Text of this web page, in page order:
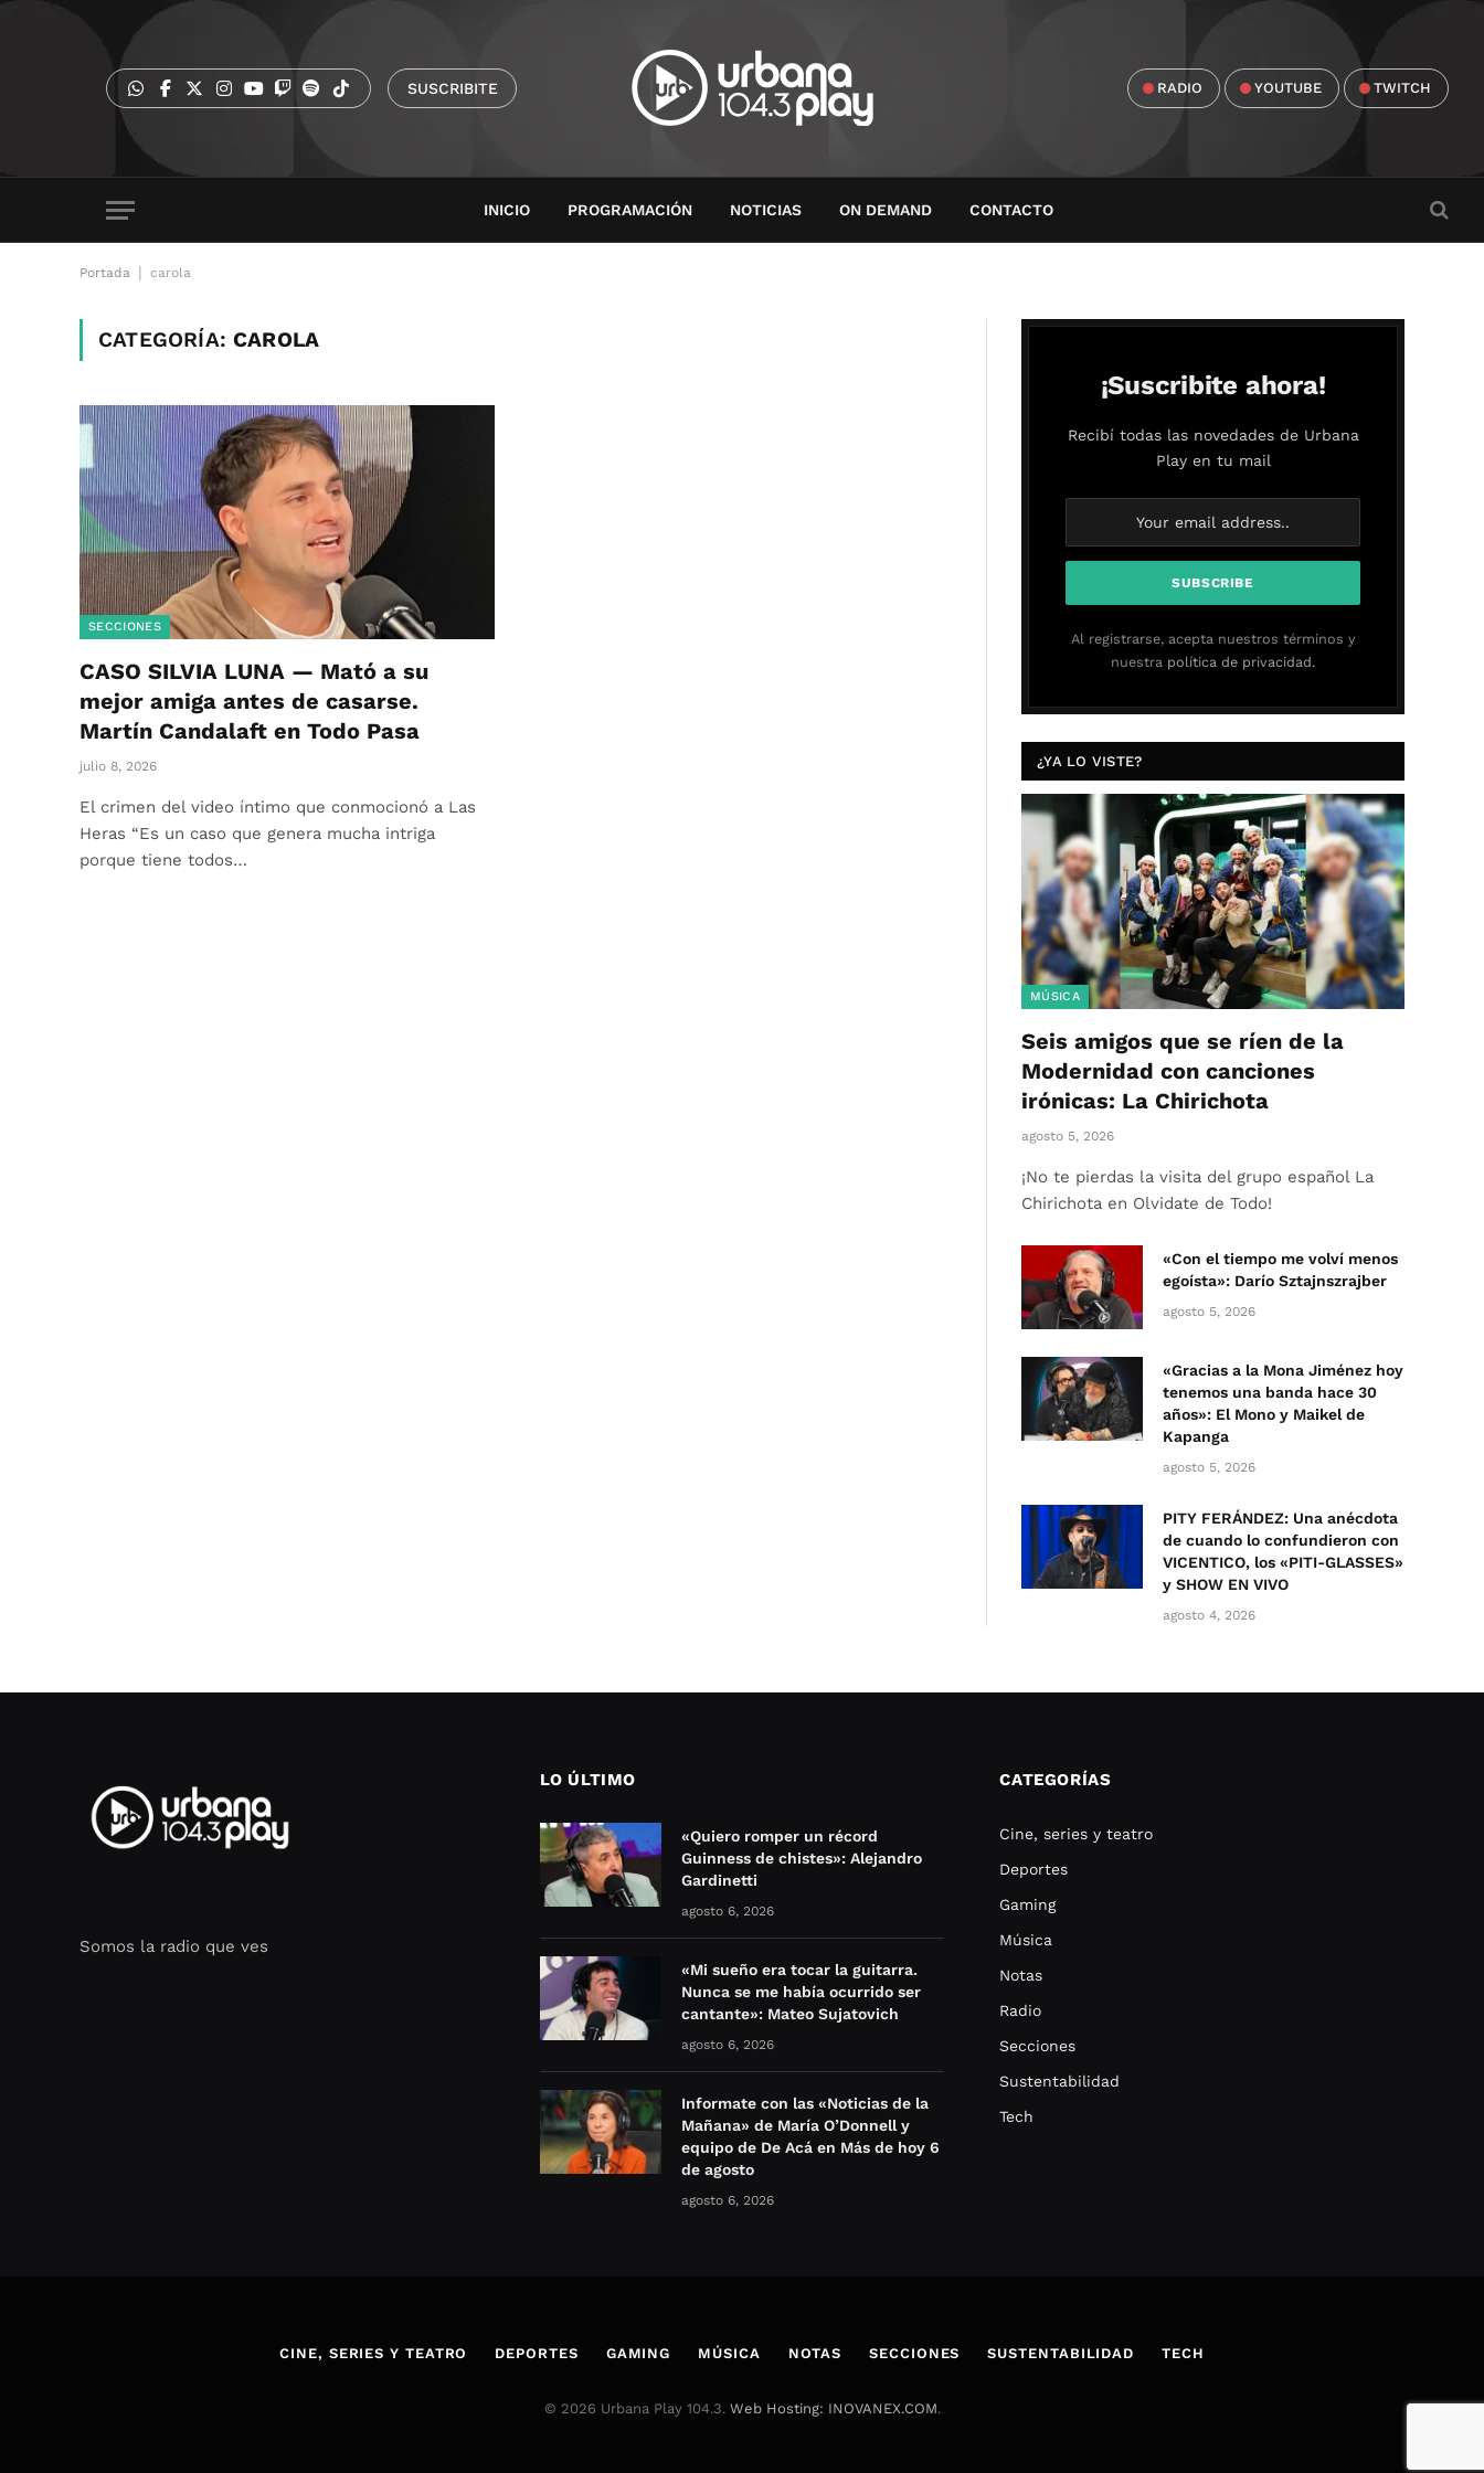
SUSCRIBITE RADIO YOUTUBE TWITCH
INICIO PROGRAMACIÓN NOTICIAS ON DEMAND CONTACTO
Portada carola
CATEGORÍA:CAROLA
SECCIONES
CASO SILVIA LUNA — Mató a su
mejor amiga antes de casarse.
Martín Candalaft en Todo Pasa
julio 8, 2026
El crimen del video íntimo que conmocionó a Las
Heras “Es un caso que genera mucha intriga
porque tiene todos…
¡Suscribite ahora!
Recibí todas las novedades de Urbana
Play en tu mail
Al registrarse, acepta nuestros términos y
nuestra política de privacidad.
¿YA LO VISTE?
MÚSICA
Seis amigos que se ríen de la
Modernidad con canciones
irónicas: La Chirichota
agosto 5, 2026
¡No te pierdas la visita del grupo español La
Chirichota en Olvidate de Todo!
«Con el tiempo me volví menos
egoísta»: Darío Sztajnszrajber
agosto 5, 2026
«Gracias a la Mona Jiménez hoy
tenemos una banda hace 30
años»: El Mono y Maikel de
Kapanga
agosto 5, 2026
PITY FERÁNDEZ: Una anécdota
de cuando lo confundieron con
VICENTICO, los «PITI-GLASSES»
y SHOW EN VIVO
agosto 4, 2026
Somos la radio que ves
LO ÚLTIMO
«Quiero romper un récord
Guinness de chistes»: Alejandro
Gardinetti
agosto 6, 2026
«Mi sueño era tocar la guitarra.
Nunca se me había ocurrido ser
cantante»: Mateo Sujatovich
agosto 6, 2026
Informate con las «Noticias de la
Mañana» de María O’Donnell y
equipo de De Acá en Más de hoy 6
de agosto
agosto 6, 2026
CATEGORÍAS
Cine, series y teatro
Deportes
Gaming
Música
Notas
Radio
Secciones
Sustentabilidad
Tech
CINE, SERIES Y TEATRO DEPORTES GAMING MÚSICA NOTAS SECCIONES SUSTENTABILIDAD TECH
© 2026 Urbana Play 104.3. Web Hosting: INOVANEX.COM.